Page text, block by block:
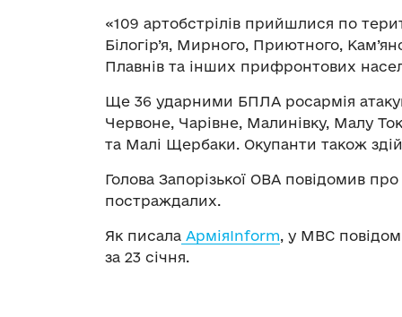
«109 артобстрілів прийшлися по
Білогір’я, Мирного, Приютного,
Плавнів та інших прифронтових
Ще 36 ударними БПЛА росармія
Червоне, Чарівне, Малинівку, Малу
та Малі Щербаки. Окупанти також
Голова Запорізької ОВА повідомив
постраждалих.
Як писала АрміяInform, у МВС
за 23 січня.